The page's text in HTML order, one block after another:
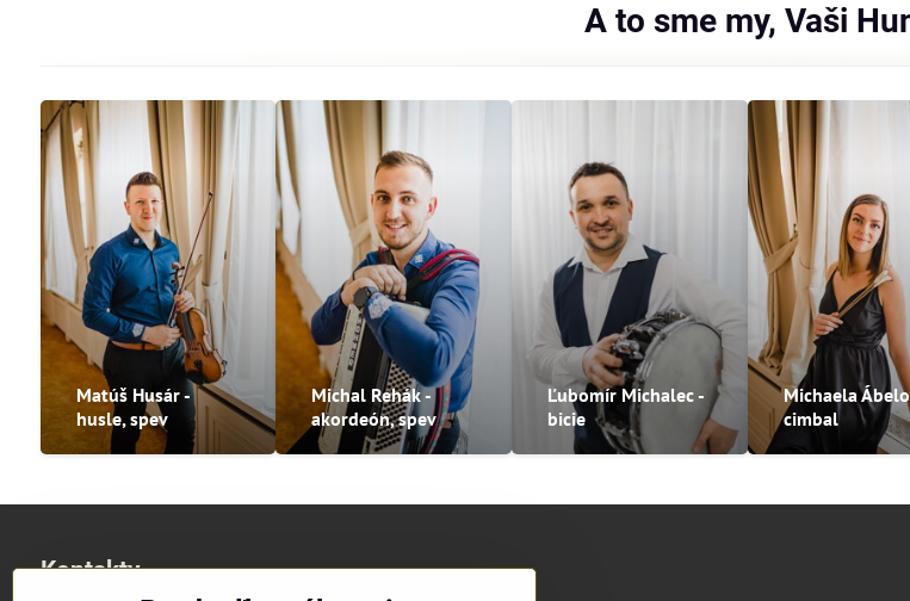
A to sme my, Vaši
Matúš Husár -
husle, spev
Michal Rehák -
akordeón, spev
Ľubomír Michalec -
bicie
Michaela
cimbal
Kontakty